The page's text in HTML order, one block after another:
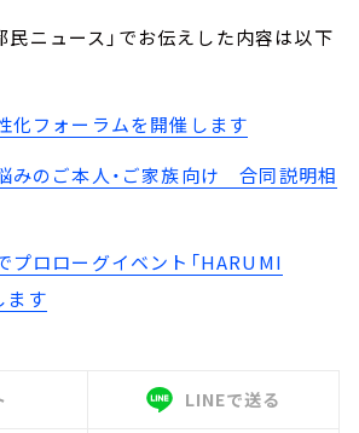
民ニュース」でお伝えした内容は以下
フォーラムを開催します
みのご本人・ご家族向け 合同説明相
ロローグイベント「HARUMI
ます
LINEで送る